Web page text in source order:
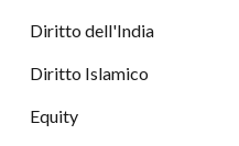
Diritto dell'India
Diritto Islamico
Equity